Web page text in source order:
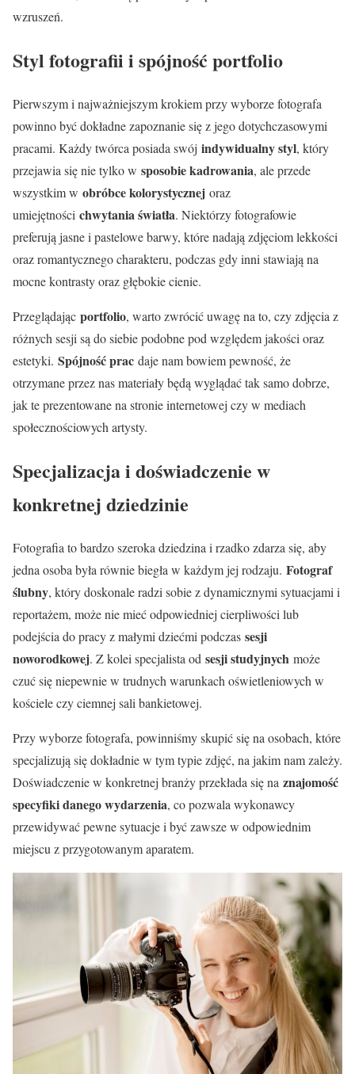
wzruszeń.
Styl fotografii i spójność portfolio
Pierwszym i najważniejszym krokiem przy wyborze fotografa
powinno być dokładne zapoznanie się z jego dotychczasowymi
pracami. Każdy twórca posiada swój indywidualny styl, który
przejawia się nie tylko w sposobie kadrowania, ale przede
wszystkim w obróbce kolorystycznej oraz
umiejętności chwytania światła. Niektórzy fotografowie
preferują jasne i pastelowe barwy, które nadają zdjęciom lekkości
oraz romantycznego charakteru, podczas gdy inni stawiają na
mocne kontrasty oraz głębokie cienie.
Przeglądając portfolio, warto zwrócić uwagę na to, czy zdjęcia z
różnych sesji są do siebie podobne pod względem jakości oraz
estetyki. Spójność prac daje nam bowiem pewność, że
otrzymane przez nas materiały będą wyglądać tak samo dobrze,
jak te prezentowane na stronie internetowej czy w mediach
społecznościowych artysty.
Specjalizacja i doświadczenie w
konkretnej dziedzinie
Fotografia to bardzo szeroka dziedzina i rzadko zdarza się, aby
jedna osoba była równie biegła w każdym jej rodzaju. Fotograf
ślubny, który doskonale radzi sobie z dynamicznymi sytuacjami i
reportażem, może nie mieć odpowiedniej cierpliwości lub
podejścia do pracy z małymi dziećmi podczas sesji
noworodkowej. Z kolei specjalista od sesji studyjnych może
czuć się niepewnie w trudnych warunkach oświetleniowych w
kościele czy ciemnej sali bankietowej.
Przy wyborze fotografa, powinniśmy skupić się na osobach, które
specjalizują się dokładnie w tym typie zdjęć, na jakim nam zależy.
Doświadczenie w konkretnej branży przekłada się na znajomość
specyfiki danego wydarzenia, co pozwala wykonawcy
przewidywać pewne sytuacje i być zawsze w odpowiednim
miejscu z przygotowanym aparatem.